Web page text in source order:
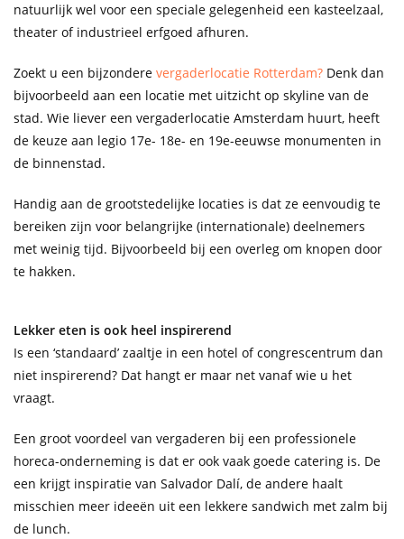
natuurlijk wel voor een speciale gelegenheid een kasteelzaal,
theater of industrieel erfgoed afhuren.
Zoekt u een bijzondere vergaderlocatie Rotterdam? Denk dan
bijvoorbeeld aan een locatie met uitzicht op skyline van de
stad. Wie liever een vergaderlocatie Amsterdam huurt, heeft
de keuze aan legio 17e- 18e- en 19e-eeuwse monumenten in
de binnenstad.
Handig aan de grootstedelijke locaties is dat ze eenvoudig te
bereiken zijn voor belangrijke (internationale) deelnemers
met weinig tijd. Bijvoorbeeld bij een overleg om knopen door
te hakken.
Lekker eten is ook heel inspirerend
Is een ‘standaard’ zaaltje in een hotel of congrescentrum dan
niet inspirerend? Dat hangt er maar net vanaf wie u het
vraagt.
Een groot voordeel van vergaderen bij een professionele
horeca-onderneming is dat er ook vaak goede catering is. De
een krijgt inspiratie van Salvador Dalí, de andere haalt
misschien meer ideeën uit een lekkere sandwich met zalm bij
de lunch.